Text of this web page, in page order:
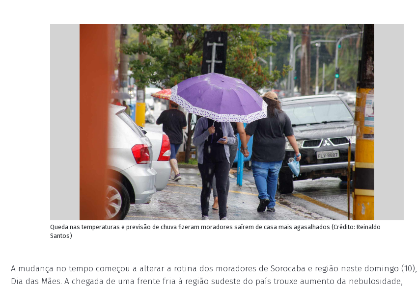
Queda nas temperaturas e previsão de chuva fizeram moradores saírem de casa mais agasalhados (Crédito: Reinaldo
Santos)
A mudança no tempo começou a alterar a rotina dos moradores de Sorocaba e região neste domingo (10),
Dia das Mães. A chegada de uma frente fria à região sudeste do país trouxe aumento da nebulosidade,